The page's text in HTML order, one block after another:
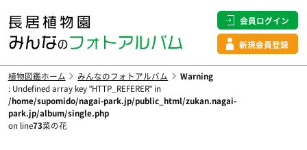
会員ログイン
新規会員登録
植物図鑑ホーム みんなのフォトアルバム
Warning
: Undefined array key "HTTP_REFERER" in
/home/supomido/nagai-park.jp/public_html/zukan.nagai-
park.jp/album/single.php
on line73菜の花